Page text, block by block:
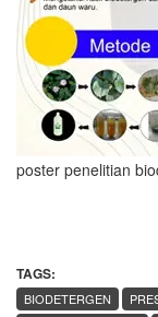
poster penelitian
TAGS:
BIODETERGEN